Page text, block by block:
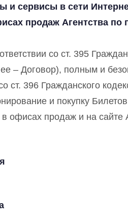
и сервисы в сети
продаж Агентства по
со ст. 395
– Договор), полным и
ст. 396 Гражданского
и покупку
офисах продаж и на сайте